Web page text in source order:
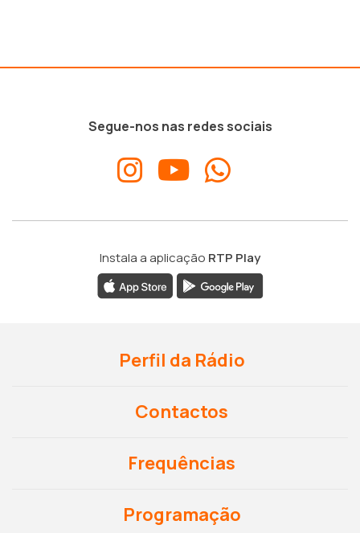
Segue-nos nas redes sociais
Instala a aplicação RTP Play
Perfil da Rádio
Contactos
Frequências
Programação